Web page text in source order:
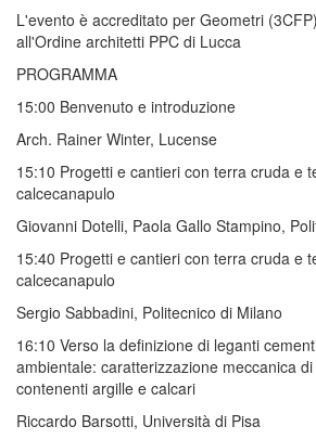
L'evento è accreditato per Geometri
all'Ordine architetti PPC di Lucca
PROGRAMMA
15:00 Benvenuto e introduzione
Arch. Rainer Winter, Lucense
15:10 Progetti e cantieri con terra cruda e
calcecanapulo
Giovanni Dotelli, Paola Gallo Stampino,
15:40 Progetti e cantieri con terra cruda e
calcecanapulo
Sergio Sabbadini, Politecnico di Milano
16:10 Verso la definizione di leganti
ambientale: caratterizzazione meccanica
contenenti argille e calcari
Riccardo Barsotti, Università di Pisa